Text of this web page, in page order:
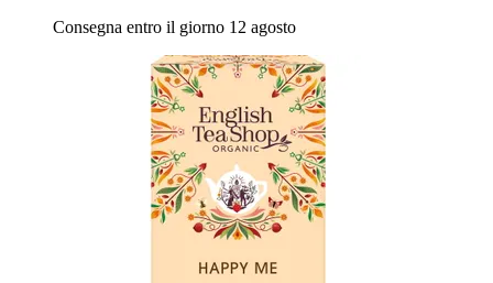
Consegna entro il giorno 12 agosto